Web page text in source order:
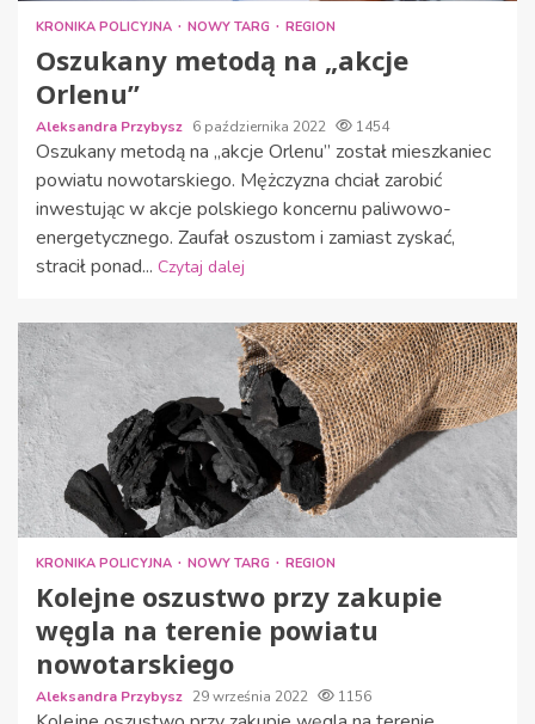
KRONIKA POLICYJNA NOWY TARG REGION
Oszukany metodą na „akcje
Orlenu”
Aleksandra Przybysz 6 października 2022 1454
Oszukany metodą na „akcje Orlenu” został mieszkaniec
powiatu nowotarskiego. Mężczyzna chciał zarobić
inwestując w akcje polskiego koncernu paliwowo-
energetycznego. Zaufał oszustom i zamiast zyskać,
stracił ponad... Czytaj dalej
KRONIKA POLICYJNA NOWY TARG REGION
Kolejne oszustwo przy zakupie
węgla na terenie powiatu
nowotarskiego
Aleksandra Przybysz 29 września 2022 1156